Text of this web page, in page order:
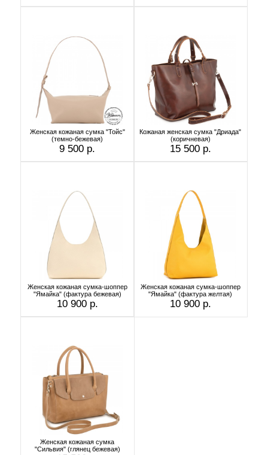
Женская кожаная сумка "Тойс"
(темно-бежевая)
9 500 р.
Кожаная женская сумка "Дриада"
(коричневая)
15 500 р.
Женская кожаная сумка-шоппер
"Ямайка" (фактура бежевая)
10 900 р.
Женская кожаная сумка-шоппер
"Ямайка" (фактура желтая)
10 900 р.
Женская кожаная сумка
"Сильвия" (глянец бежевая)